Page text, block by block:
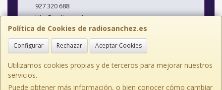
Política de Cookies de radiosanchez.es
Configurar Rechazar Aceptar Cookies
Utilizamos cookies propias y de terceros para mejorar nuestros
servicios.
Puede obtener más información, o bien conocer cómo cambiar
927 320 688
kiko@radiosanchez.com
Horario
Mañanas: 9,30 - 2 Tardes: 5 - 8,30